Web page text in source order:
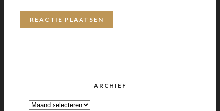
ARCHIEF
ARCHIEF